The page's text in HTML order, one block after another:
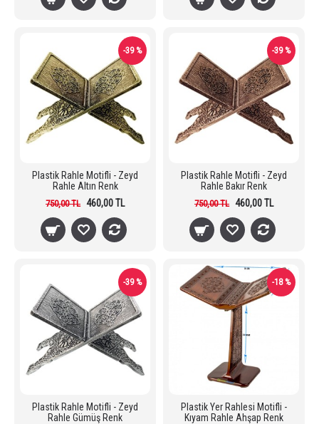
-39 %
Plastik Rahle Motifli - Zeyd
Rahle Altın Renk
750,00 TL 460,00 TL
-39 %
Plastik Rahle Motifli - Zeyd
Rahle Bakır Renk
750,00 TL 460,00 TL
-39 %
Plastik Rahle Motifli - Zeyd
Rahle Gümüş Renk
-18 %
Plastik Yer Rahlesi Motifli -
Kıyam Rahle Ahşap Renk